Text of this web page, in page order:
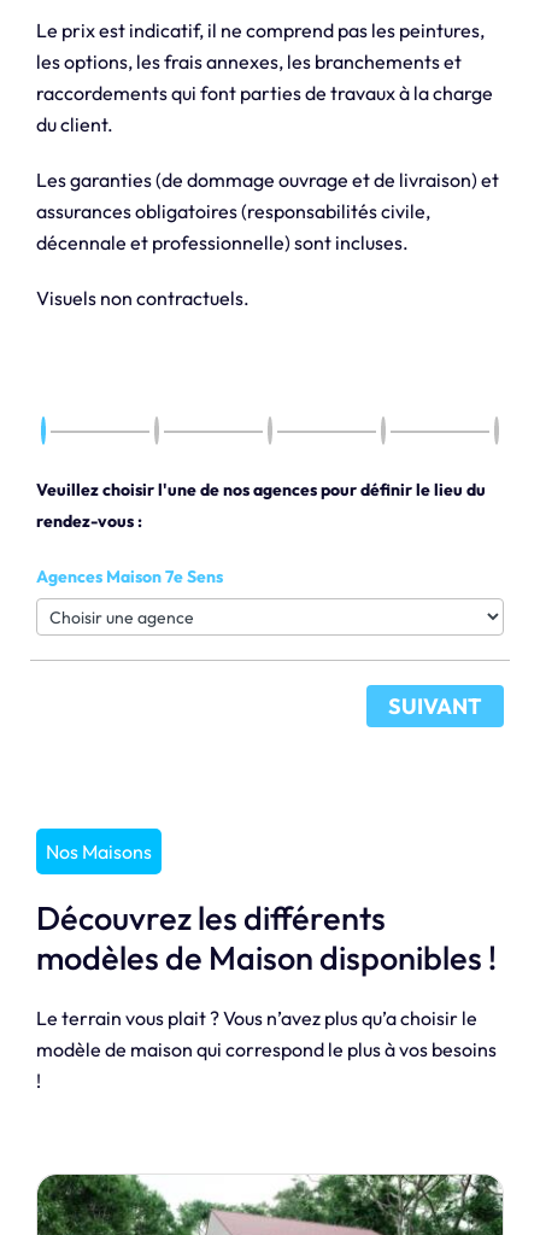
Le prix est indicatif, il ne comprend pas les peintures,
les options, les frais annexes, les branchements et
raccordements qui font parties de travaux à la charge
du client.
Les garanties (de dommage ouvrage et de livraison) et
assurances obligatoires (responsabilités civile,
décennale et professionnelle) sont incluses.
Visuels non contractuels.
Veuillez choisir l'une de nos agences pour définir le lieu du
rendez-vous :
Agences Maison 7e Sens
SUIVANT
Nos Maisons
Découvrez les différents
modèles de Maison disponibles !
Le terrain vous plait ? Vous n’avez plus qu’a choisir le
modèle de maison qui correspond le plus à vos besoins
!